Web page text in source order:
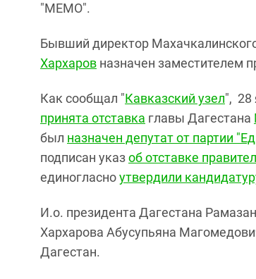
"МЕМО".
Бывший директор
Хархаров назначен заместителем
Как сообщал "Кавказский узел", 28
принята отставка главы Дагестана
был назначен депутат от партии
подписан указоб отставке
единогласноутвердили
И.о. президента Дагестана
Хархарова Абусупьяна
Дагестан.